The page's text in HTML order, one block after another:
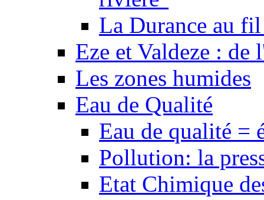
La Durance au
Eze et Valdeze : de
Les zones humides
Eau de Qualité
Eau de qualité =
Pollution: la
Etat Chimique